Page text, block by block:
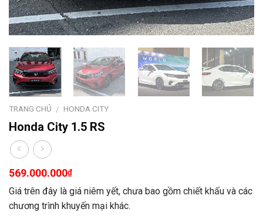
TRANG CHỦ / HONDA CITY
Honda City 1.5 RS
569.000.000₫
Giá trên đây là giá niêm yết, chưa bao gồm chiết khấu và các
chương trình khuyến mại khác.